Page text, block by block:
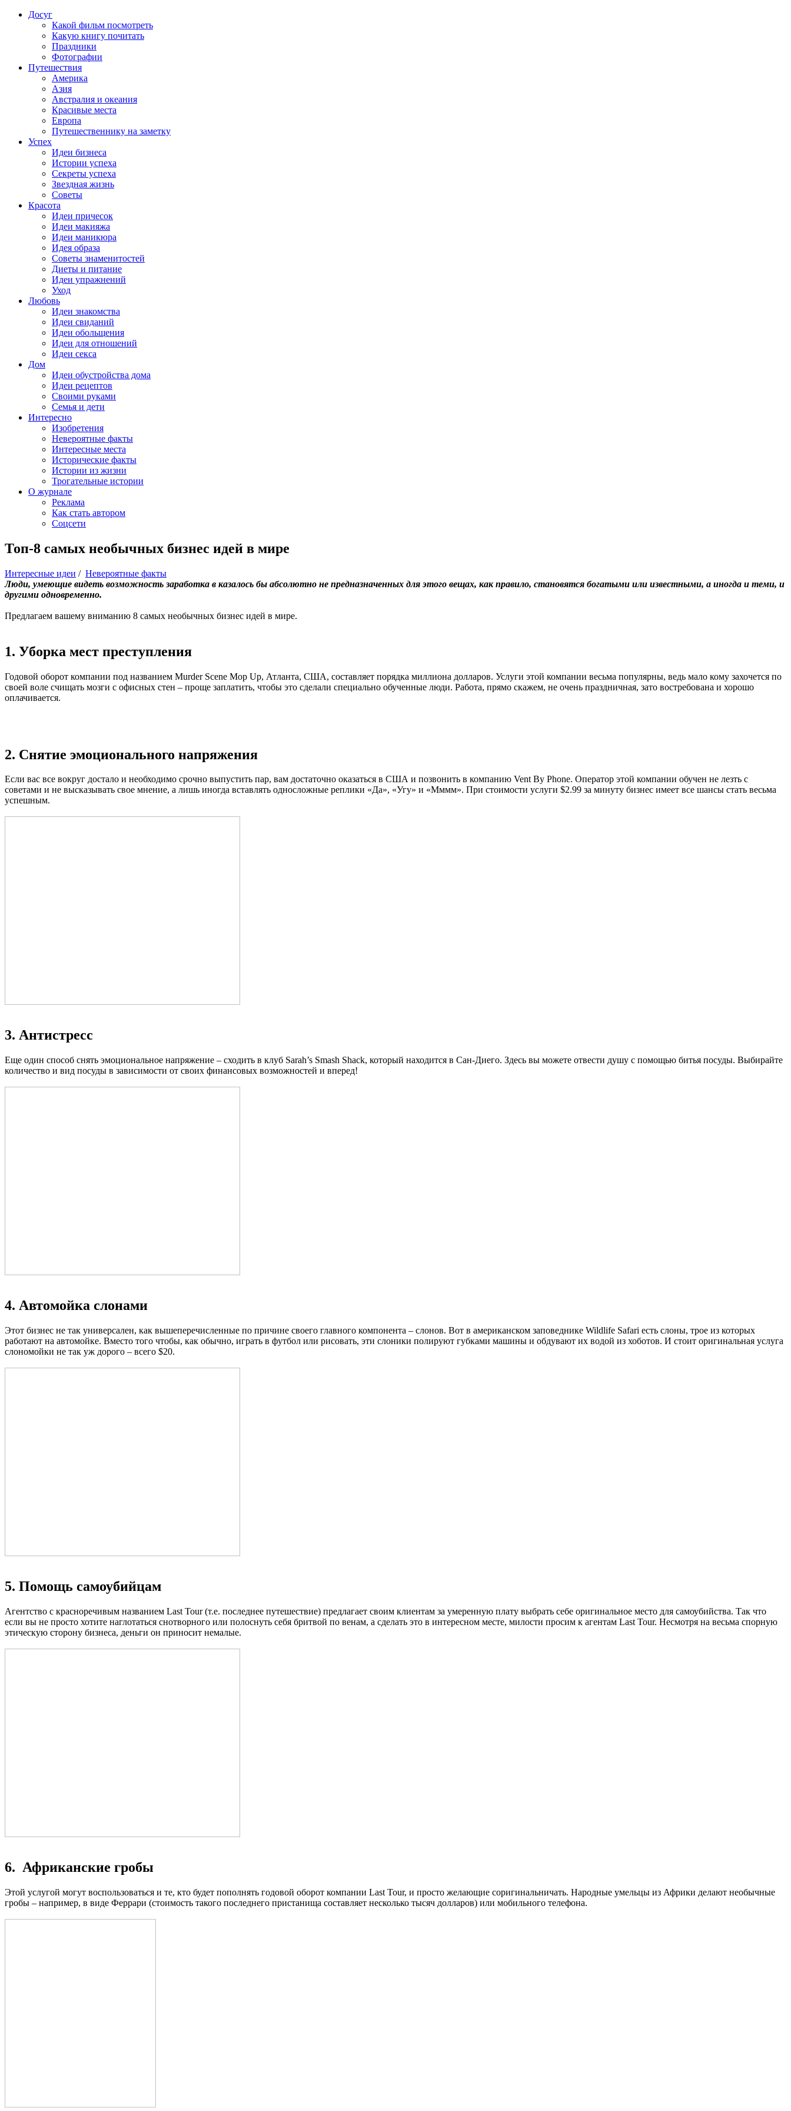
Досуг
Какой фильм посмотреть
Какую книгу почитать
Праздники
Фотографии
Путешествия
Америка
Азия
Австралия и океания
Красивые места
Европа
Путешественнику на заметку
Успех
Идеи бизнеса
Истории успеха
Секреты успеха
Звездная жизнь
Советы
Красота
Идеи причесок
Идеи макияжа
Идеи маникюра
Идея образа
Советы знаменитостей
Диеты и питание
Идеи упражнений
Уход
Любовь
Идеи знакомства
Идеи свиданий
Идеи обольщения
Идеи для отношений
Идеи секса
Дом
Идеи обустройства дома
Идеи рецептов
Своими руками
Семья и дети
Интересно
Изобретения
Невероятные факты
Интересные места
Исторические факты
Истории из жизни
Трогательные истории
О журнале
Реклама
Как стать автором
Соцсети
Топ-8 самых необычных бизнес идей в мире
Интересные идеи / Невероятные факты
Люди, умеющие видеть возможность заработка в казалось бы абсолютно не предназначенных для этого вещах, как правило, становятся богатыми или известными, а иногда и теми, и
другими одновременно.
Предлагаем вашему вниманию 8 самых необычных бизнес идей в мире.
1. Уборка мест преступления
Годовой оборот компании под названием Murder Scene Mop Up, Атланта, США, составляет порядка миллиона долларов. Услуги этой компании весьма популярны, ведь мало кому захочется по
своей воле счищать мозги с офисных стен – проще заплатить, чтобы это сделали специально обученные люди. Работа, прямо скажем, не очень праздничная, зато востребована и хорошо
оплачивается.
2. Снятие эмоционального напряжения
Если вас все вокруг достало и необходимо срочно выпустить пар, вам достаточно оказаться в США и позвонить в компанию Vent By Phone. Оператор этой компании обучен не лезть с
советами и не высказывать свое мнение, а лишь иногда вставлять односложные реплики «Да», «Угу» и «Мммм». При стоимости услуги $2.99 за минуту бизнес имеет все шансы стать весьма
успешным.
3. Антистресс
Еще один способ снять эмоциональное напряжение – сходить в клуб Sarah’s Smash Shack, который находится в Сан-Диего. Здесь вы можете отвести душу с помощью битья посуды. Выбирайте
количество и вид посуды в зависимости от своих финансовых возможностей и вперед!
4. Автомойка слонами
Этот бизнес не так универсален, как вышеперечисленные по причине своего главного компонента – слонов. Вот в американском заповеднике Wildlife Safari есть слоны, трое из которых
работают на автомойке. Вместо того чтобы, как обычно, играть в футбол или рисовать, эти слоники полируют губками машины и обдувают их водой из хоботов. И стоит оригинальная услуга
слономойки не так уж дорого – всего $20.
5. Помощь самоубийцам
Агентство с красноречивым названием Last Tour (т.е. последнее путешествие) предлагает своим клиентам за умеренную плату выбрать себе оригинальное место для самоубийства. Так что
если вы не просто хотите наглотаться снотворного или полоснуть себя бритвой по венам, а сделать это в интересном месте, милости просим к агентам Last Tour. Несмотря на весьма спорную
этическую сторону бизнеса, деньги он приносит немалые.
6. Африканские гробы
Этой услугой могут воспользоваться и те, кто будет пополнять годовой оборот компании Last Tour, и просто желающие соригинальничать. Народные умельцы из Африки делают необычные
гробы – например, в виде Феррари (стоимость такого последнего пристанища составляет несколько тысяч долларов) или мобильного телефона.